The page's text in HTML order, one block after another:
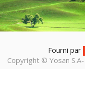
Fourni par
Copyright © Yosan S.A-